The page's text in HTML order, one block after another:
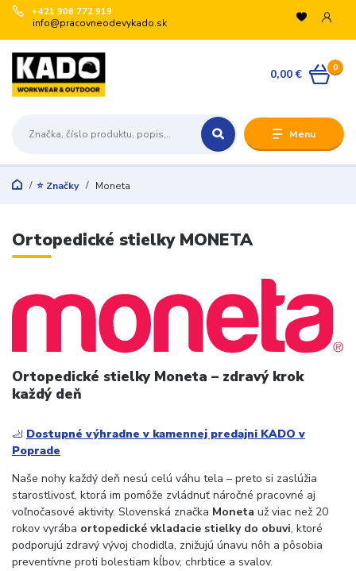
Menu
+421 908 772 919
info@pracovneodevykado.sk
0
0,00 €
⭐ Značky Moneta
Ortopedické stielky MONETA
Ortopedické stielky Moneta – zdravý krok
každý deň
🦶 Dostupné výhradne v kamennej predajni KADO v
Poprade
Naše nohy každý deň nesú celú váhu tela – preto si zaslúžia
starostlivosť, ktorá im pomôže zvládnuť náročné pracovné aj
voľnočasové aktivity. Slovenská značka Moneta už viac než 20
rokov vyrába ortopedické vkladacie stielky do obuvi, ktoré
podporujú zdravý vývoj chodidla, znižujú únavu nôh a pôsobia
preventívne proti bolestiam kĺbov, chrbtice a svalov.